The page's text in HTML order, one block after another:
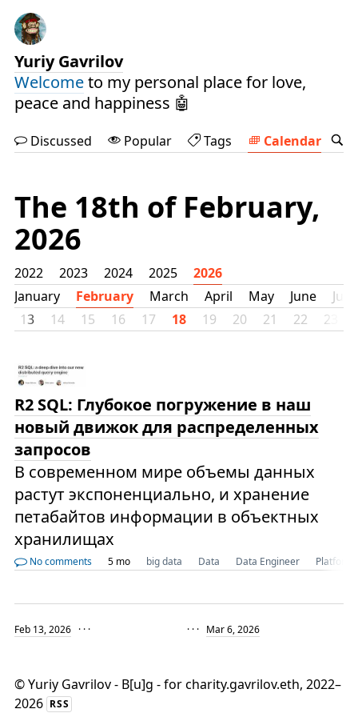
Yuriy Gavrilov
Welcometo my personal place for love,
peace and happiness 🤖
Discussed Popular Tags Calendar
The 18th of February,
2026
2022 2023 2024 2025
2026
January
February March April May June
July
13 14 15 16 17 18 19 20 21 22 23
R2 SQL: Глубокое погружение в наш
новый движок для распределенных
запросов
В современном мире объемы данных
растут экспоненциально, и хранение
петабайтов информации в объектных
хранилищах
No comments 5 mo big data Data Data Engineer Platform
Feb 13, 2026· · · · · · Mar 6, 2026
©Yuriy Gavrilov - B[u]g - for charity.gavrilov.eth, 2022–
2026 RSS